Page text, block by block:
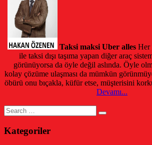
Taksi maksi Uber alles Her
ile taksi dışı taşıma yapan diğer araç
görünüyorsa da öyle değil aslında. Öyle
kolay çözüme ulaşması da mümkün
öbürü onu bıçakla, küfür etse, müşterisini
Devamı...
Search
for:
Kategoriler